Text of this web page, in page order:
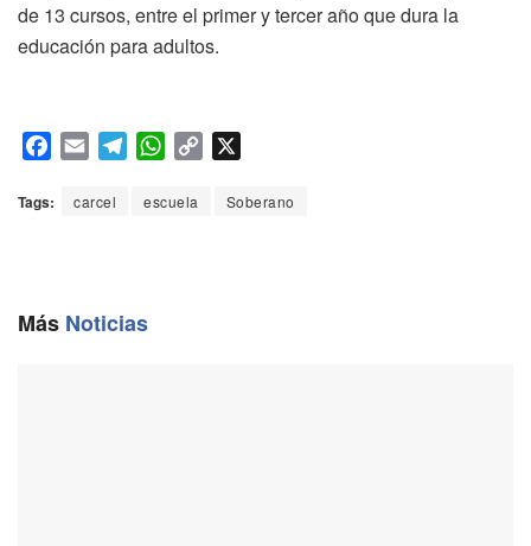
de 13 cursos, entre el primer y tercer año que dura la
educación para adultos.
c
o
a
a
W
a
Tags: carcel escuela Soberano
Más Noticias